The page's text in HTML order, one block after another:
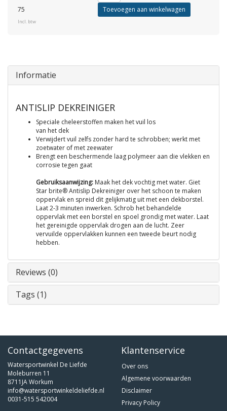
75
Incl. btw
Toevoegen aan winkelwagen
Informatie
ANTISLIP DEKREINIGER
Speciale cheleerstoffen maken het vuil los
van het dek
Verwijdert vuil zelfs zonder hard te schrobben; werkt met
zoetwater of met zeewater
Brengt een beschermende laag polymeer aan die vlekken en
corrosie tegen gaat
Gebruiksaanwijzing: Maak het dek vochtig met water. Giet
Star brite® Antislip Dekreiniger over het schoon te maken
oppervlak en spreid dit gelijkmatig uit met een dekborstel.
Laat 2-3 minuten inwerken. Schrob het behandelde
oppervlak met een borstel en spoel grondig met water. Laat
het gereinigde oppervlak drogen aan de lucht. Zeer
vervuilde oppervlakken kunnen een tweede beurt nodig
hebben.
Reviews (0)
Tags (1)
Contactgegevens
Watersportwinkel De Liefde
Moleburren 11
8711JA Workum
info@watersportwinkeldeliefde.nl
0031-515 542004
Klantenservice
Over ons
Algemene voorwaarden
Disclaimer
Privacy Policy